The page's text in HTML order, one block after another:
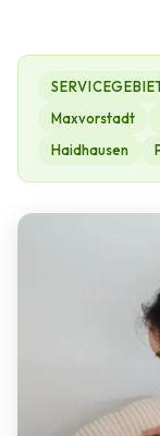
Maxvorstadt
Haidhausen